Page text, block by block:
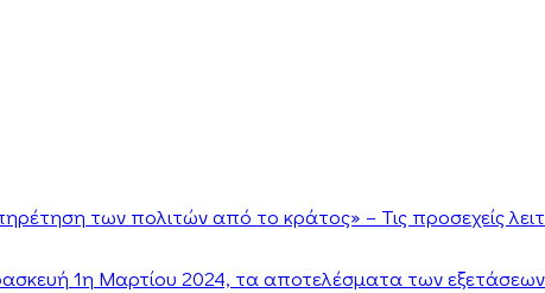
των πολιτών από το κράτος» – Τις προσεχείς
1η Μαρτίου 2024, τα αποτελέσματα των